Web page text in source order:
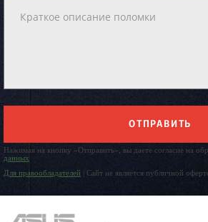
ОТПРАВИТЬ
Нажимая на кнопку «Отправить», вы даете согласие на
данных
Для правообладателей | Сайт не является публичной